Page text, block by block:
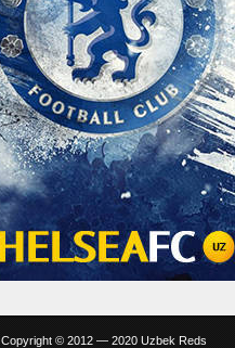
Copyright © 2012 — 2020 Uzbek Reds